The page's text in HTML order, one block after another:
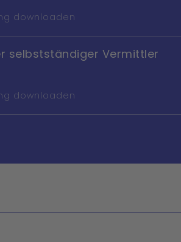
downloaden
selbst­ständiger Vermittler
downloaden